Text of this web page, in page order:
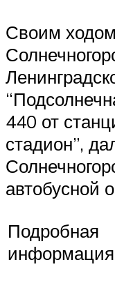
Своим
440 от
стадион”,
автобусной
Подробная
информация